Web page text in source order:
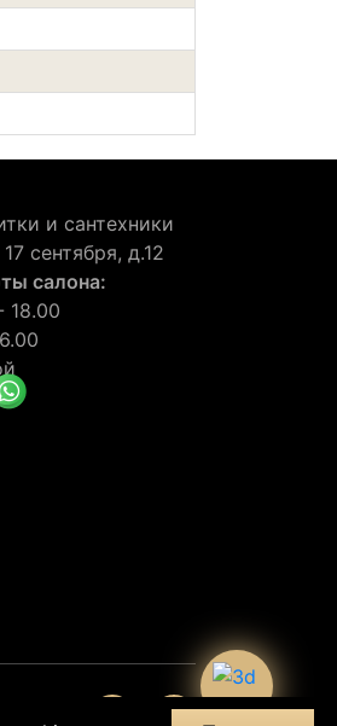
и сантехники
сентября, д.12
салона:
18.00